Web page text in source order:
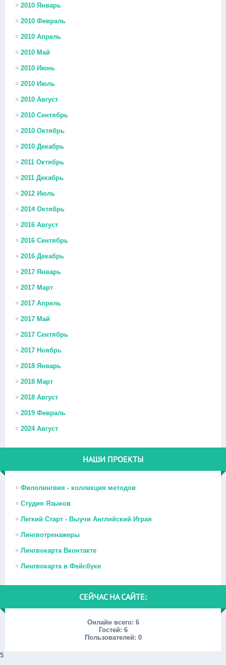
2010 Январь
2010 Февраль
2010 Апрель
2010 Май
2010 Июнь
2010 Июль
2010 Август
2010 Сентябрь
2010 Октябрь
2010 Декабрь
2011 Октябрь
2011 Декабрь
2012 Июль
2014 Октябрь
2016 Август
2016 Сентябрь
2016 Декабрь
2017 Январь
2017 Март
2017 Апрель
2017 Май
2017 Сентябрь
2017 Ноябрь
2018 Январь
2018 Март
2018 Август
2019 Февраль
2024 Август
НАШИ ПРОЕКТЫ
Филолингвия - коллекция методов
Студия Языков
Легкий Старт - Выучи Английский Играя
Лингвотренажеры
Лингвокарта Вконтакте
Лингвокарта в Фейсбуке
СЕЙЧАС НА САЙТЕ:
Онлайн всего: 6
Гостей: 6
Пользователей: 0
5